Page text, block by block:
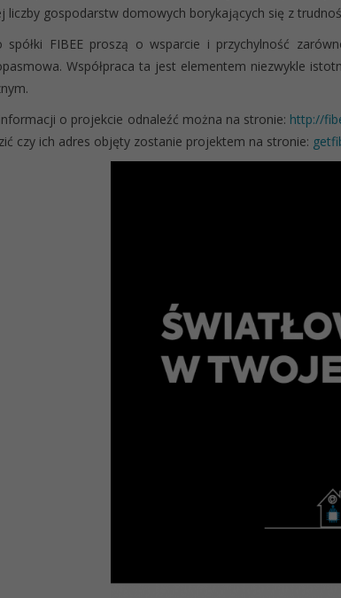
liczby gospodarstw domowych borykających się z
spółki FIBEE proszą o wsparcie i przychylność
Współpraca ta jest elementem niezwykle
o projekcie odnaleźć można na stronie: http://
czy ich adres objęty zostanie projektem na stronie: